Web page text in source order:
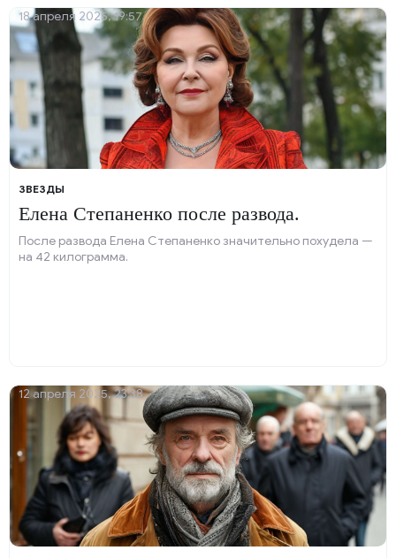
ЗВЕЗДЫ
Елена Степаненко после развода.
После развода Елена Степаненко значительно похудела —
на 42 килограмма.
18 апреля 2025, 19:57
12 апреля 2025, 23:38